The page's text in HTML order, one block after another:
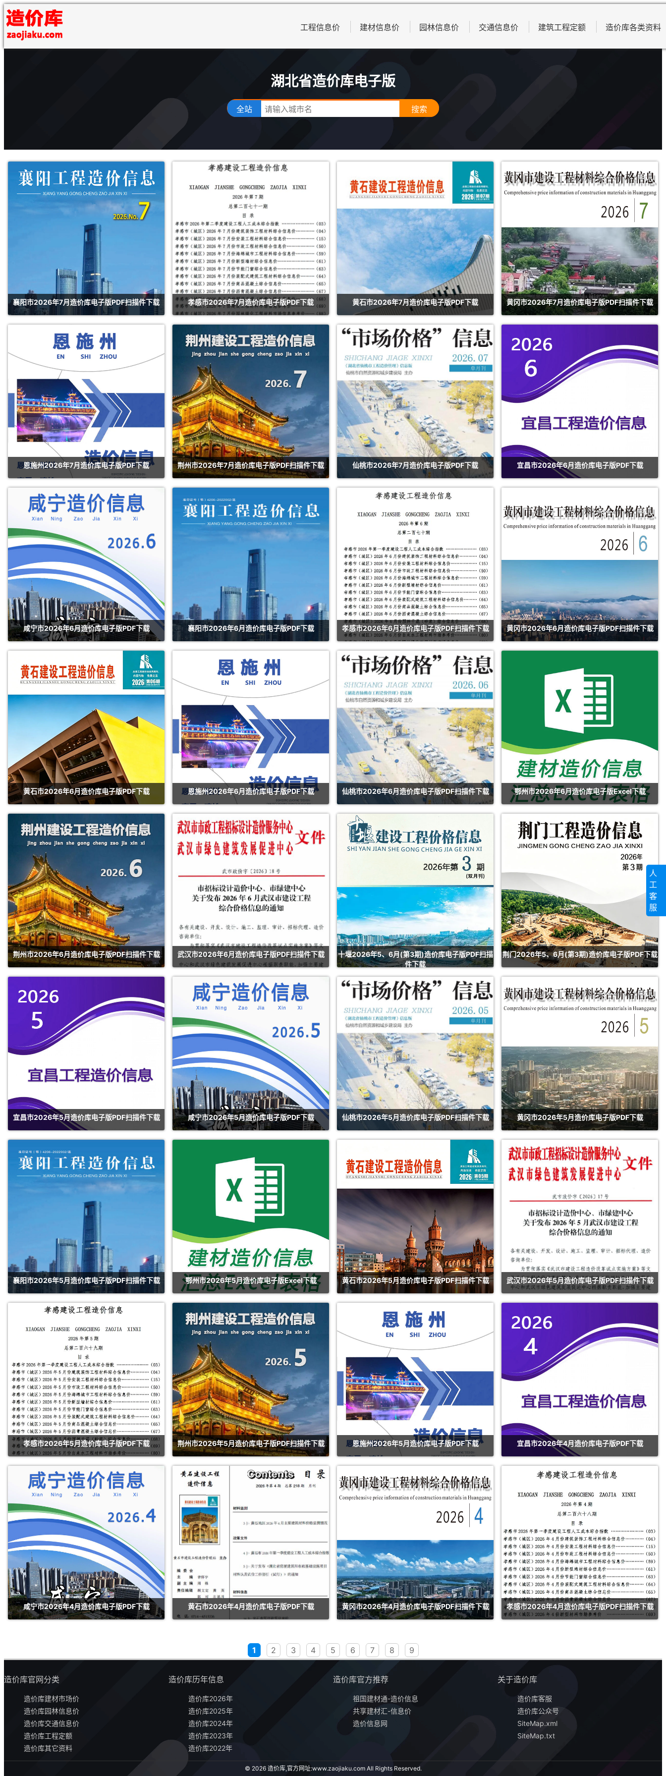
工程信息价 建材信息价 园林信息价 交通信息价 建筑工程定额 造价库各类资料
湖北省造价库电子版
全站
襄阳市2026年7月造价库电子版PDF扫描件下载 孝感市2026年7月造价库电子版PDF下载 黄石市2026年7月造价库电子版PDF下载 黄冈市2026年7月造价库电子版PDF扫描件下载
恩施州2026年7月造价库电子版PDF下载 荆州市2026年7月造价库电子版PDF扫描件下载 仙桃市2026年7月造价库电子版PDF下载 宜昌市2026年6月造价库电子版PDF下载
咸宁市2026年6月造价库电子版PDF下载 襄阳市2026年6月造价库电子版PDF下载 孝感市2026年6月造价库电子版PDF扫描件下载 黄冈市2026年6月造价库电子版PDF扫描件下载
黄石市2026年6月造价库电子版PDF下载 恩施州2026年6月造价库电子版PDF下载 仙桃市2026年6月造价库电子版PDF扫描件下载 鄂州市2026年6月造价库电子版Excel下载
荆州市2026年6月造价库电子版PDF扫描件下载 武汉市2026年6月造价库电子版PDF扫描件下载
十堰2026年5、6月(第3期)造价库电子版PDF扫描
件下载
荆门2026年5、6月(第3期)造价库电子版PDF下载
宜昌市2026年5月造价库电子版PDF扫描件下载 咸宁市2026年5月造价库电子版PDF下载 仙桃市2026年5月造价库电子版PDF扫描件下载 黄冈市2026年5月造价库电子版PDF下载
襄阳市2026年5月造价库电子版PDF扫描件下载 鄂州市2026年5月造价库电子版Excel下载 黄石市2026年5月造价库电子版PDF扫描件下载 武汉市2026年5月造价库电子版PDF扫描件下载
孝感市2026年5月造价库电子版PDF下载 荆州市2026年5月造价库电子版PDF扫描件下载 恩施州2026年5月造价库电子版PDF下载 宜昌市2026年4月造价库电子版PDF下载
咸宁市2026年4月造价库电子版PDF下载 黄石市2026年4月造价库电子版PDF下载 黄冈市2026年4月造价库电子版PDF扫描件下载 孝感市2026年4月造价库电子版PDF扫描件下载
1 2 3 4 5 6 7 8 9
造价库官网分类
造价库建材市场价
造价库园林信息价
造价库交通信息价
造价库工程定额
造价库其它资料
造价库历年信息
造价库2026年
造价库2025年
造价库2024年
造价库2023年
造价库2022年
造价库官方推荐
祖国建材通-造价信息
共享建材汇-信息价
造价信息网
关于造价库
造价库客服
造价库公众号
SiteMap.xml
SiteMap.txt
© 2026 造价库,官方网址:www.zaojiaku.comAll Rights Reserved.
人
工
客
服